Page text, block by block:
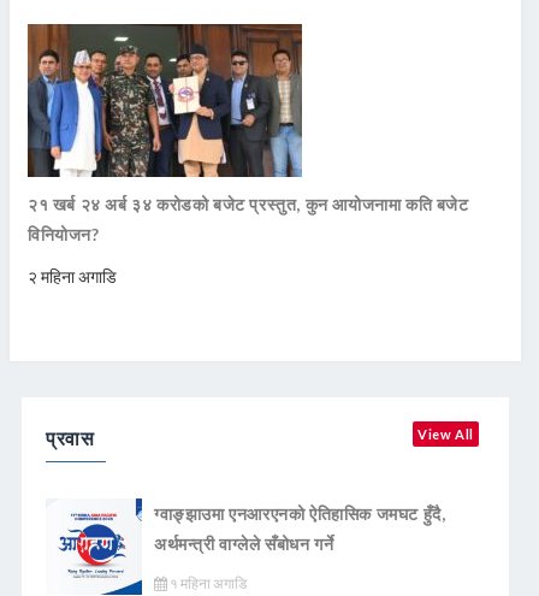
२१ खर्ब २४ अर्ब ३४ करोडको बजेट प्रस्तुत, कुन आयोजनामा कति बजेट
विनियोजन?
२ महिना अगाडि
प्रवास View All
ग्वाङ्झाउमा एनआरएनको ऐतिहासिक जमघट हुँदै,
अर्थमन्त्री वाग्लेले सँबोधन गर्ने
१ महिना अगाडि